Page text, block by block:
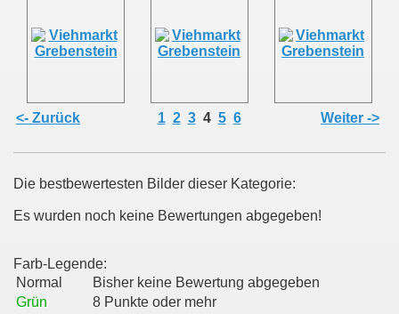
<- Zurück 1 2 3 4 5 6 Weiter ->
Die bestbewertesten Bilder dieser Kategorie:
Es wurden noch keine Bewertungen abgegeben!
Farb-Legende:
Normal
Bisher keine Bewertung abgegeben
Grün
8 Punkte oder mehr